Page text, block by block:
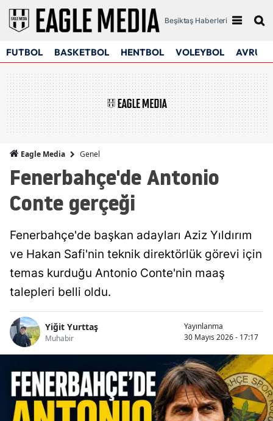
Beşiktaş Haberleri
FUTBOL BASKETBOL HENTBOL VOLEYBOL
Eagle Media Genel
Fenerbahçe'de Antonio
Conte gerçeği
Fenerbahçe'de başkan adayları Aziz Yıldırım
ve Hakan Safi'nin teknik direktörlük görevi için
temas kurduğu Antonio Conte'nin maaş
talepleri belli oldu.
Yiğit Yurttaş
Muhabir
Yayınlanma
30 Mayıs 2026 - 17:17